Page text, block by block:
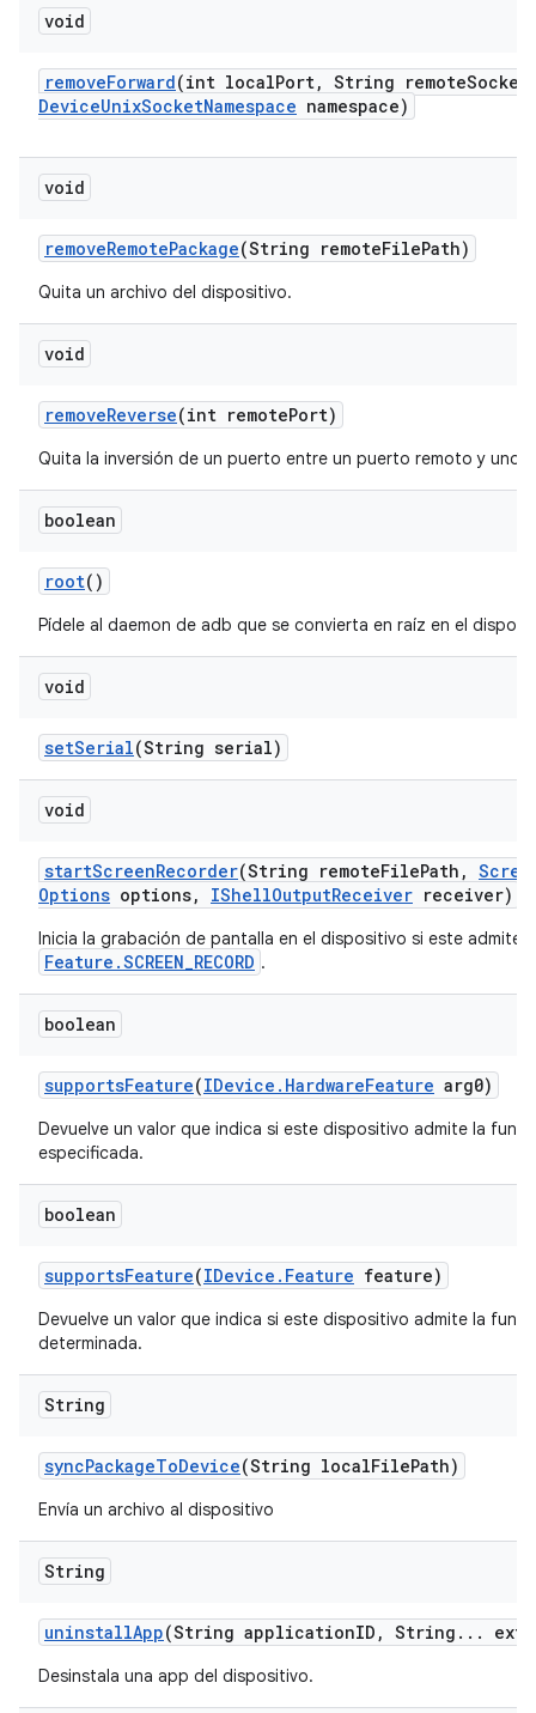
void
removeForward(int localPort, String remoteSocket
DeviceUnixSocketNamespace namespace)
void
removeRemotePackage(String remoteFilePath)
Quita un archivo del dispositivo.
void
removeReverse(int remotePort)
Quita la inversión de un puerto entre un puerto remoto y uno
boolean
root()
Pídele al daemon de adb que se convierta en raíz en el
void
setSerial(String serial)
void
startScreenRecorder(String remoteFilePath ,
Options options, IShellOutputReceiver receiver)
Inicia la grabación de pantalla en el dispositivo si este admite
Feature.SCREEN_RECORD .
boolean
supportsFeature(IDevice . HardwareFeature arg0)
Devuelve un valor que indica si este dispositivo admite la
especificada.
boolean
supportsFeature(IDevice . Feature feature)
Devuelve un valor que indica si este dispositivo admite la
determinada.
String
syncPackageToDevice(String localFilePath)
Envía un archivo al dispositivo
String
uninstallApp(String applicationID , String . . .
Desinstala una app del dispositivo.